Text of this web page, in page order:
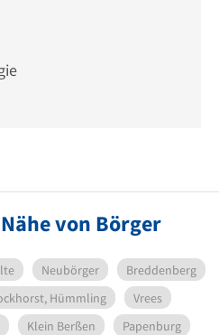
von Börger
Neubörger
Breddenberg
Hümmling
Vrees
Klein Berßen
Papenburg